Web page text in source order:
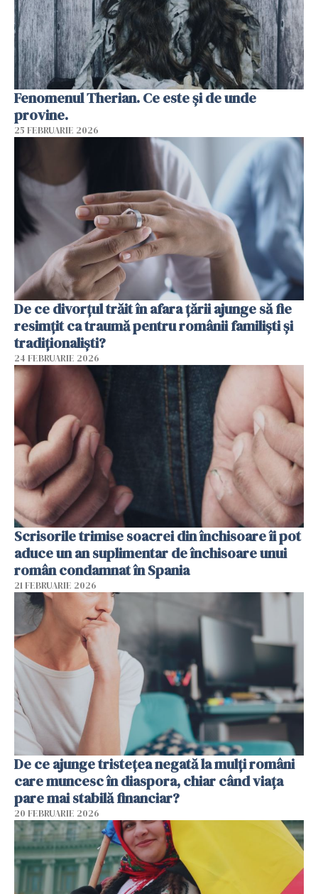
Fenomenul Therian. Ce este și de unde
provine.
25 FEBRUARIE 2026
De ce divorțul trăit în afara țării ajunge să fie
resimțit ca traumă pentru românii familiști și
tradiționaliști?
24 FEBRUARIE 2026
Scrisorile trimise soacrei din închisoare îi pot
aduce un an suplimentar de închisoare unui
român condamnat în Spania
21 FEBRUARIE 2026
De ce ajunge tristețea negată la mulți români
care muncesc în diaspora, chiar când viața
pare mai stabilă financiar?
20 FEBRUARIE 2026